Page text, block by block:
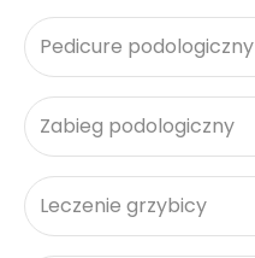
Pedicure podologiczny
Zabieg podologiczny
Leczenie grzybicy